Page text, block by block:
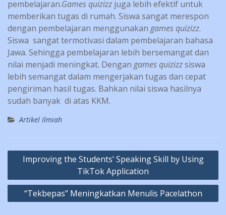
pembelajaran.Games quizizz juga lebih efektif untuk
memberikan tugas di rumah. Siswa sangat merespon
dengan pembelajaran menggunakan games quizizz.
Siswa sangat termotivasi dalam pembelajaran bahasa
Jawa. Sehingga pembelajaran lebih bersemangat dan
nilai menjadi meningkat. Dengan games quizizzsiswa
lebih semangat dalam mengerjakan tugas dan cepat
pengiriman hasil tugas. Bahkan nilai siswa hasilnya
sudah banyak di atas KKM.
Artikel Ilmiah
Post
navigation
Improving the Students’ Speaking Skill by Using
TikTok Application
“Tekbepas” Meningkatkan Menulis Pacelathon